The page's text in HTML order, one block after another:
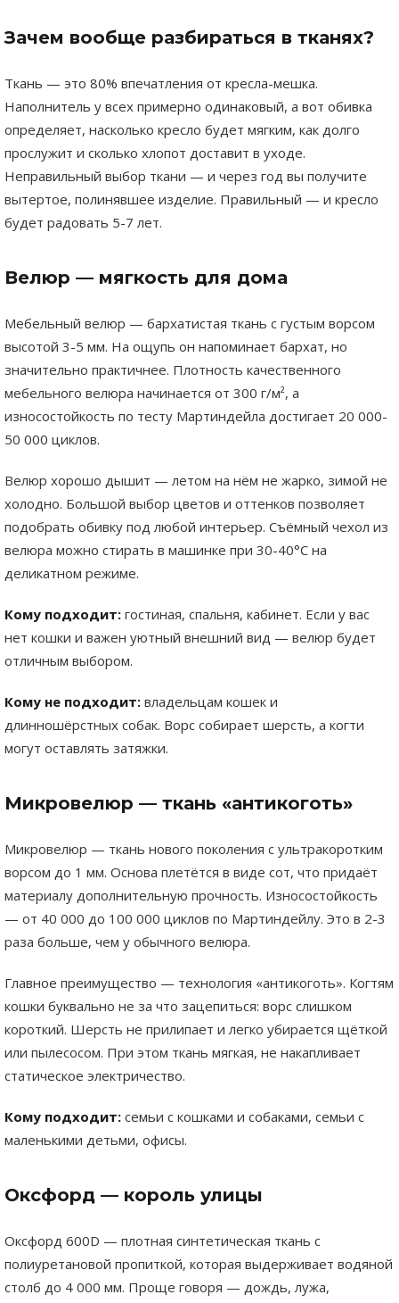
Зачем вообще разбираться в тканях?
Ткань — это 80% впечатления от кресла-мешка.
Наполнитель у всех примерно одинаковый, а вот обивка
определяет, насколько кресло будет мягким, как долго
прослужит и сколько хлопот доставит в уходе.
Неправильный выбор ткани — и через год вы получите
вытертое, полинявшее изделие. Правильный — и кресло
будет радовать 5-7 лет.
Велюр — мягкость для дома
Мебельный велюр — бархатистая ткань с густым ворсом
высотой 3-5 мм. На ощупь он напоминает бархат, но
значительно практичнее. Плотность качественного
мебельного велюра начинается от 300 г/м², а
износостойкость по тесту Мартиндейла достигает 20 000-
50 000 циклов.
Велюр хорошо дышит — летом на нём не жарко, зимой не
холодно. Большой выбор цветов и оттенков позволяет
подобрать обивку под любой интерьер. Съёмный чехол из
велюра можно стирать в машинке при 30-40°C на
деликатном режиме.
Кому подходит: гостиная, спальня, кабинет. Если у вас
нет кошки и важен уютный внешний вид — велюр будет
отличным выбором.
Кому не подходит: владельцам кошек и
длинношёрстных собак. Ворс собирает шерсть, а когти
могут оставлять затяжки.
Микровелюр — ткань «антикоготь»
Микровелюр — ткань нового поколения с ультракоротким
ворсом до 1 мм. Основа плетётся в виде сот, что придаёт
материалу дополнительную прочность. Износостойкость
— от 40 000 до 100 000 циклов по Мартиндейлу. Это в 2-3
раза больше, чем у обычного велюра.
Главное преимущество — технология «антикоготь». Когтям
кошки буквально не за что зацепиться: ворс слишком
короткий. Шерсть не прилипает и легко убирается щёткой
или пылесосом. При этом ткань мягкая, не накапливает
статическое электричество.
Кому подходит: семьи с кошками и собаками, семьи с
маленькими детьми, офисы.
Оксфорд — король улицы
Оксфорд 600D — плотная синтетическая ткань с
полиуретановой пропиткой, которая выдерживает водяной
столб до 4 000 мм. Проще говоря — дождь, лужа,